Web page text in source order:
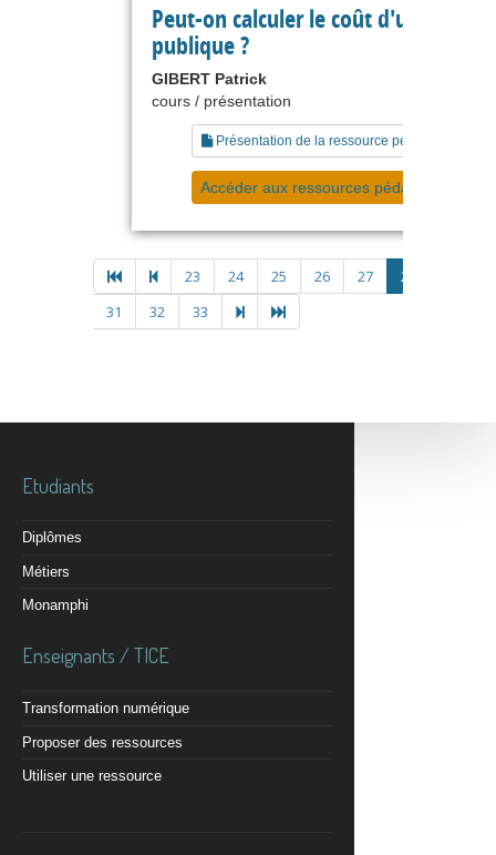
Peut-on calculer le coût d'une
publique ?
GIBERT Patrick
cours / présentation
Présentation de la ressource pédagogique
Accéder aux ressources pédagogiques
23 24 25 26 27 28
31
32 33
Etudiants
Diplômes
Métiers
Monamphi
Enseignants / TICE
Transformation numérique
Proposer des ressources
Utiliser une ressource